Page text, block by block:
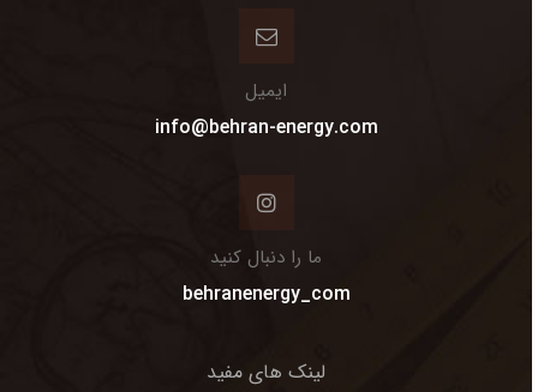
ایمیل
info@behran-energy.com
ما را دنبال کنید
behranenergy_com
لینک های مفید